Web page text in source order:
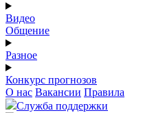
Видео
Общение
Разное
Конкурс прогнозов
О нас Вакансии Правила
Служба поддержки